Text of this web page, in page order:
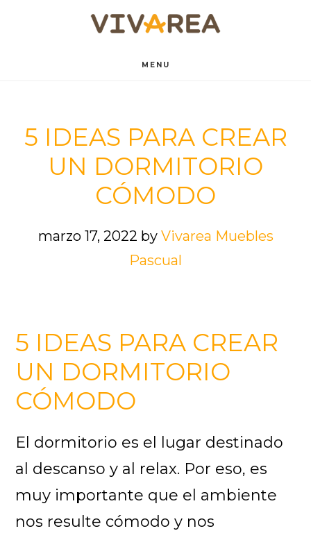
MENU
5 IDEAS PARA CREAR
UN DORMITORIO
CÓMODO
marzo 17, 2022 by Vivarea Muebles
Pascual
5 IDEAS PARA CREAR
UN DORMITORIO
CÓMODO
El dormitorio es el lugar destinado
al descanso y al relax. Por eso, es
muy importante que el ambiente
nos resulte cómodo y nos